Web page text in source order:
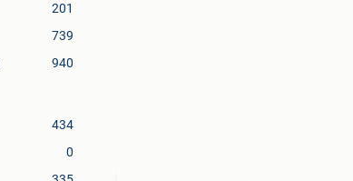
201
739
940
434
0